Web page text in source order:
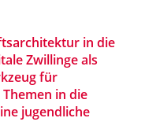
in die
Zwillinge als
für
in die
jugendliche